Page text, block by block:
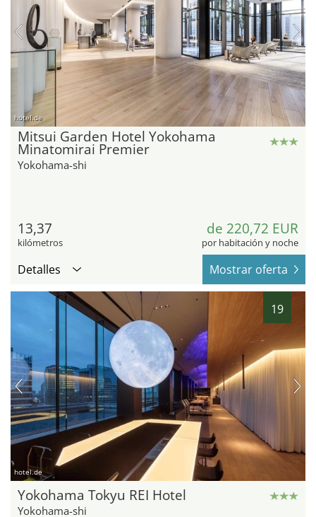
hotel.de
Mitsui Garden Hotel Yokohama
Minatomirai Premier
Yokohama-shi
13,37
kilómetros
de 220,72 EUR
por habitación y noche
Detalles Mostrar oferta
19
hotel.de
Yokohama Tokyu REI Hotel
Yokohama-shi